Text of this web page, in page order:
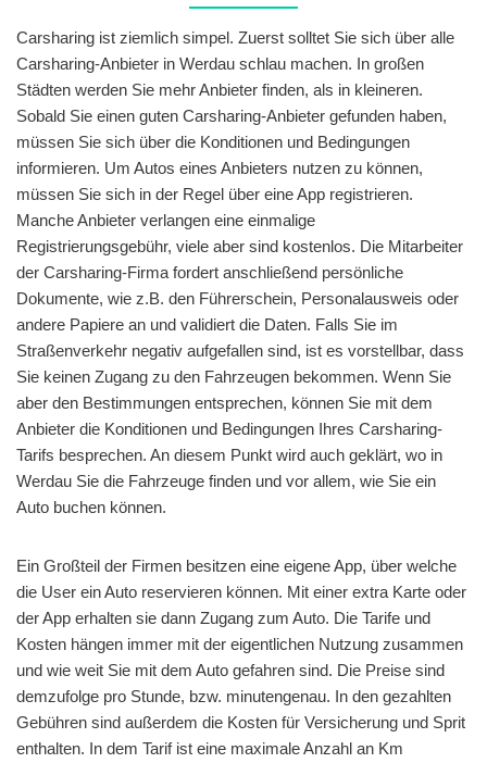
Carsharing ist ziemlich simpel. Zuerst solltet Sie sich über alle
Carsharing-Anbieter in Werdau schlau machen. In großen
Städten werden Sie mehr Anbieter finden, als in kleineren.
Sobald Sie einen guten Carsharing-Anbieter gefunden haben,
müssen Sie sich über die Konditionen und Bedingungen
informieren. Um Autos eines Anbieters nutzen zu können,
müssen Sie sich in der Regel über eine App registrieren.
Manche Anbieter verlangen eine einmalige
Registrierungsgebühr, viele aber sind kostenlos. Die Mitarbeiter
der Carsharing-Firma fordert anschließend persönliche
Dokumente, wie z.B. den Führerschein, Personalausweis oder
andere Papiere an und validiert die Daten. Falls Sie im
Straßenverkehr negativ aufgefallen sind, ist es vorstellbar, dass
Sie keinen Zugang zu den Fahrzeugen bekommen. Wenn Sie
aber den Bestimmungen entsprechen, können Sie mit dem
Anbieter die Konditionen und Bedingungen Ihres Carsharing-
Tarifs besprechen. An diesem Punkt wird auch geklärt, wo in
Werdau Sie die Fahrzeuge finden und vor allem, wie Sie ein
Auto buchen können.
Ein Großteil der Firmen besitzen eine eigene App, über welche
die User ein Auto reservieren können. Mit einer extra Karte oder
der App erhalten sie dann Zugang zum Auto. Die Tarife und
Kosten hängen immer mit der eigentlichen Nutzung zusammen
und wie weit Sie mit dem Auto gefahren sind. Die Preise sind
demzufolge pro Stunde, bzw. minutengenau. In den gezahlten
Gebühren sind außerdem die Kosten für Versicherung und Sprit
enthalten. In dem Tarif ist eine maximale Anzahl an Km